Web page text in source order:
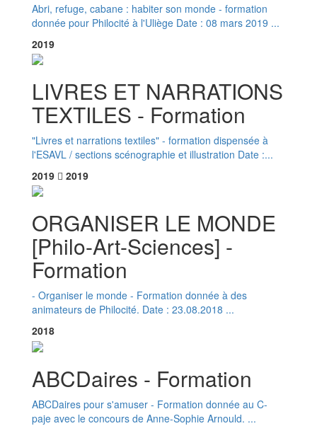
Abri, refuge, cabane : habiter son monde - formation
donnée pour Philocité à l'Uliège Date : 08 mars 2019 ...
2019
LIVRES ET NARRATIONS
TEXTILES - Formation
"Livres et narrations textiles" - formation dispensée à
l'ESAVL / sections scénographie et illustration Date :...
2019
2019
ORGANISER LE MONDE
[Philo-Art-Sciences] -
Formation
- Organiser le monde - Formation donnée à des
animateurs de Philocité. Date : 23.08.2018 ...
2018
ABCDaires - Formation
ABCDaires pour s'amuser - Formation donnée au C-
paje avec le concours de Anne-Sophie Arnould. ...